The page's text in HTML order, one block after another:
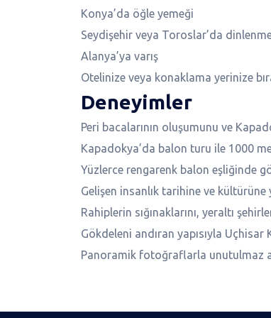
Konya’da öğle yemeği
Seydişehir veya Toroslar’da
Alanya’ya varış
Otelinize veya konaklama yerinize
Deneyimler
Peri bacalarının oluşumunu ve
Kapadokya’da balon turu ile 1000
Yüzlerce rengarenk balon eşliğinde
Gelişen insanlık tarihine ve kültürüne
Rahiplerin sığınaklarını, yeraltı
Gökdeleni andıran yapısıyla Uçhisar
Panoramik fotoğraflarla unutulmaz